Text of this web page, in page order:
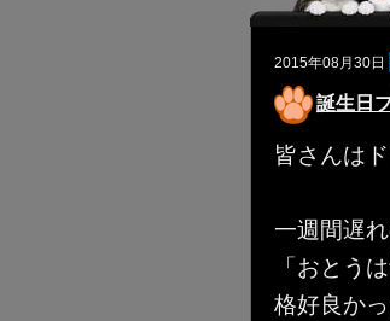
2015年08月30日
誕生日
皆さんは
一週間遅
「おとう
格好良か